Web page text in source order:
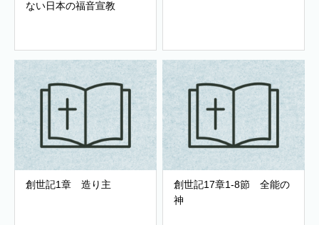
ない日本の福音宣教
創世記1章 造り主
創世記17章1-8節 全能の
神